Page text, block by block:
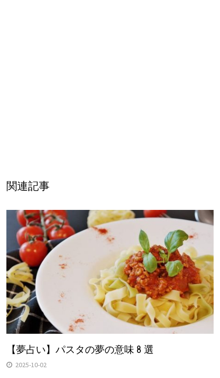
関連記事
【夢占い】パスタの夢の意味 8 選
2025-10-02